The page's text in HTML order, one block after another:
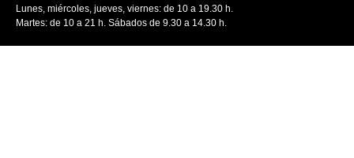
Lunes, miércoles, jueves, viernes: de 10 a 19.30 h.
Martes: de 10 a 21 h. Sábados de 9.30 a 14.30 h.